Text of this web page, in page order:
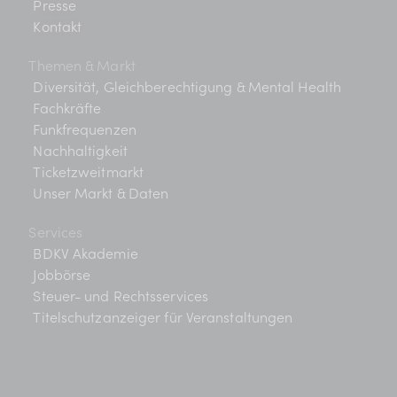
Presse
Kontakt
Themen & Markt
Diversität, Gleichberechtigung & Mental Health
Fachkräfte
Funkfrequenzen
Nachhaltigkeit
Ticketzweitmarkt
Unser Markt & Daten
Services
BDKV Akademie
Jobbörse
Steuer- und Rechtsservices
Titelschutzanzeiger für Veranstaltungen